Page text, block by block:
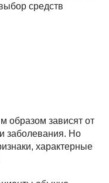
средств
образом зависят от
заболевания. Но
характерные